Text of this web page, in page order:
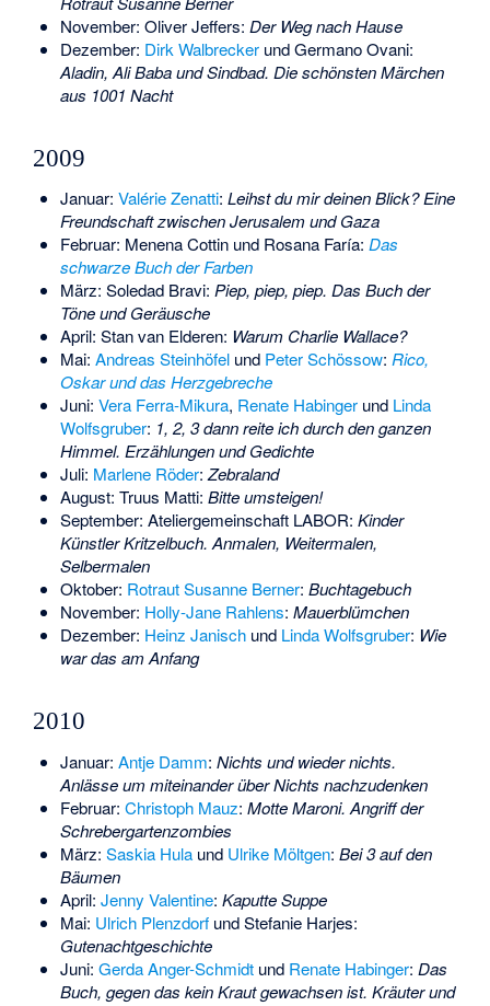
November: Oliver Jeffers: Der Weg nach Hause
Dezember: Dirk WalbreckerundGermano Ovani:
Aladin, Ali Baba und Sindbad. Die schönsten Märchen
aus 1001 Nacht
2009
Januar: Valérie Zenatti: Leihst du mir deinen Blick? Eine
Freundschaft zwischen Jerusalem und Gaza
Februar: Menena Cottinund Rosana Faría: Das
schwarze Buch der Farben
März: Soledad Bravi: Piep, piep, piep. Das Buch der
Töne und Geräusche
April: Stan van Elderen: Warum Charlie Wallace?
Mai: Andreas Steinhöfelund Peter Schössow: Rico,
Oskar und das Herzgebreche
Juni: Vera Ferra-Mikura, Renate Habingerund Linda
Wolfsgruber: 1, 2, 3 dann reite ich durch den ganzen
Himmel. Erzählungen und Gedichte
Juli: Marlene Röder:Zebraland
August: Truus Matti: Bitte umsteigen!
September: Ateliergemeinschaft LABOR: Kinder
Künstler Kritzelbuch. Anmalen, Weitermalen,
Selbermalen
Oktober: Rotraut Susanne Berner: Buchtagebuch
November: Holly-Jane Rahlens: Mauerblümchen
Dezember: Heinz Janischund Linda Wolfsgruber: Wie
war das am Anfang
2010
Januar: Antje Damm: Nichts und wieder nichts.
Anlässe um miteinander über Nichts nachzudenken
Februar: Christoph Mauz: Motte Maroni. Angriff der
Schrebergartenzombies
März: Saskia Hulaund Ulrike Möltgen: Bei 3 auf den
Bäumen
April: Jenny Valentine: Kaputte Suppe
Mai: Ulrich Plenzdorfund Stefanie Harjes:
Gutenachtgeschichte
Juni: Gerda Anger-Schmidtund Renate Habinger: Das
Buch, gegen das kein Kraut gewachsen ist. Kräuter und